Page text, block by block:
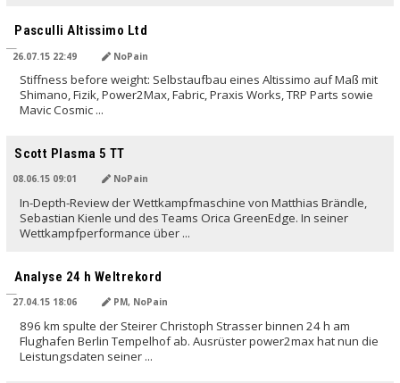
Pasculli Altissimo Ltd
26.07.15 22:49 NoPain
Stiffness before weight: Selbstaufbau eines Altissimo auf Maß mit
Shimano, Fizik, Power2Max, Fabric, Praxis Works, TRP Parts sowie
Mavic Cosmic ...
Scott Plasma 5 TT
08.06.15 09:01 NoPain
In-Depth-Review der Wettkampfmaschine von Matthias Brändle,
Sebastian Kienle und des Teams Orica GreenEdge. In seiner
Wettkampfperformance über ...
Analyse 24 h Weltrekord
27.04.15 18:06 PM, NoPain
896 km spulte der Steirer Christoph Strasser binnen 24 h am
Flughafen Berlin Tempelhof ab. Ausrüster power2max hat nun die
Leistungsdaten seiner ...